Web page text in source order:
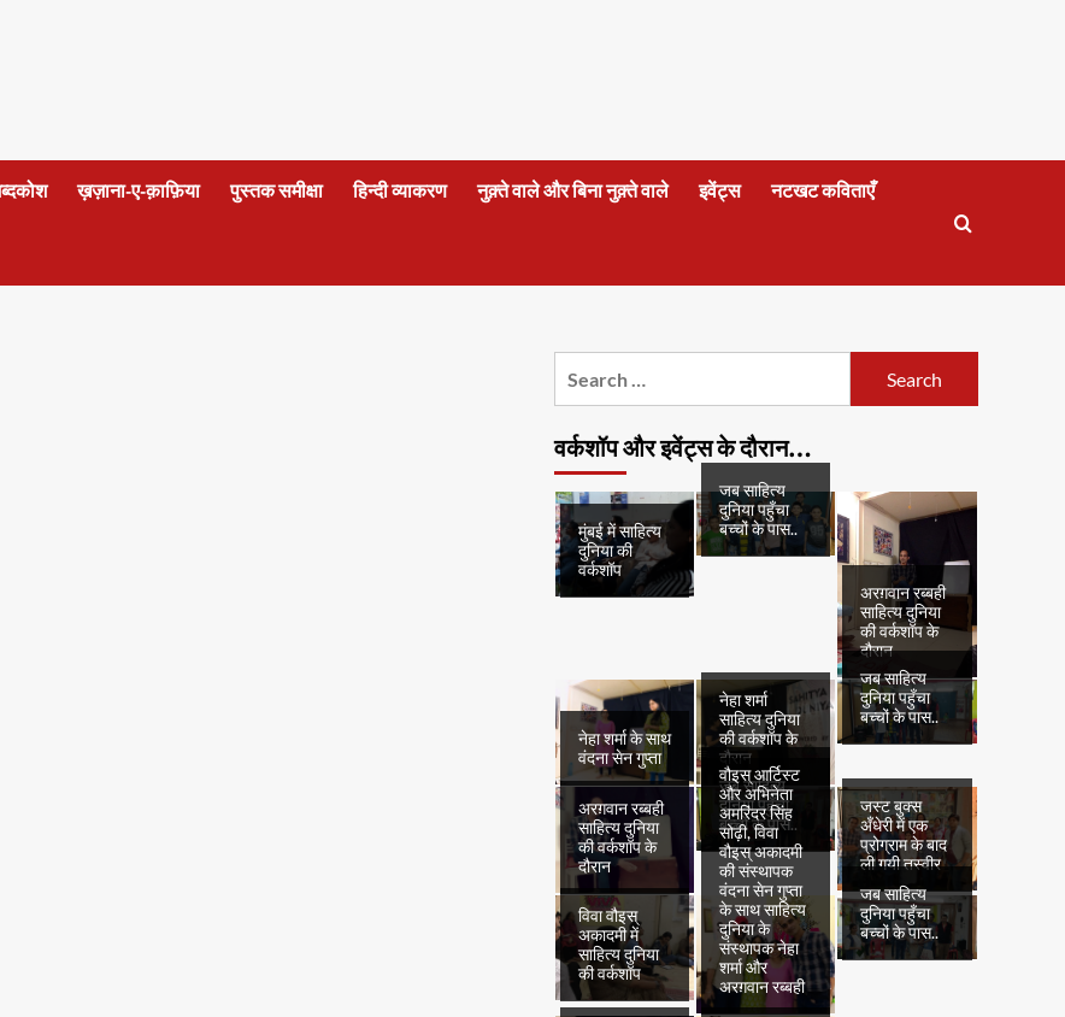
ख़ज़ाना-ए-क़ाफ़िया पुस्तक समीक्षा हिन्दी व्याकरण नुक़्ते वाले और बिना नुक़्ते वाले इवेंट्स नटखट कविताएँ
वर्कशॉप और इवेंट्स के दौरान…
मुंबई में साहित्य
दुनिया की
वर्कशॉप
जब साहित्य
दुनिया पहुँचा
बच्चों के पास..
अरग़वान रब्बही
साहित्य दुनिया
की वर्कशॉप के
दौरान
नेहा शर्मा के साथ
वंदना सेन गुप्ता
नेहा शर्मा
साहित्य दुनिया
की वर्कशॉप के
दौरान
जब साहित्य
दुनिया पहुँचा
बच्चों के पास..
अरग़वान रब्बही
साहित्य दुनिया
की वर्कशॉप के
दौरान
जब साहित्य
दुनिया पहुँचा
बच्चों के पास..
जस्ट बुक्स
अँधेरी में एक
प्रोग्राम के बाद
ली गयी तस्वीर
विवा वौइस्
अकादमी में
साहित्य दुनिया
की वर्कशॉप
वौइस् आर्टिस्ट
और अभिनेता
अमरिंदर सिंह
सोढ़ी, विवा
वौइस् अकादमी
की संस्थापक
वंदना सेन गुप्ता
के साथ साहित्य
दुनिया के
संस्थापक नेहा
शर्मा और
अरग़वान रब्बही
जब साहित्य
दुनिया पहुँचा
बच्चों के पास..